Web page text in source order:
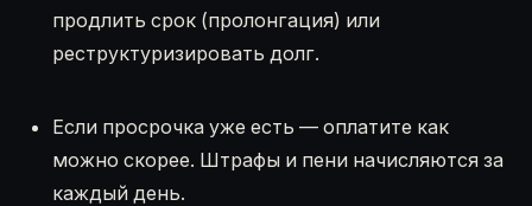
продлить срок (пролонгация) или
реструктуризировать долг.
Если просрочка уже есть — оплатите как
можно скорее. Штрафы и пени начисляются за
каждый день.